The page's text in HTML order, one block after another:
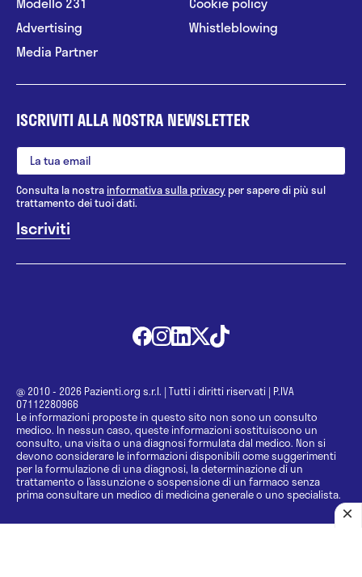
Advertising
Media Partner
Whistleblowing
ISCRIVITI ALLA NOSTRA NEWSLETTER
Consulta la nostrainformativa sulla privacy per sapere di più sul
trattamento dei tuoi dati.
@ 2010 - 2026 Pazienti.org s.r.l. | Tutti i diritti riservati | P.IVA
07112280966
Le informazioni proposte in questo sito non sono un consulto
medico. In nessun caso, queste informazioni sostituiscono un
consulto, una visita o una diagnosi formulata dal medico. Non si
devono considerare le informazioni disponibili come suggerimenti
per la formulazione di una diagnosi, la determinazione di un
trattamento o l’assunzione o sospensione di un farmaco senza
prima consultare un medico di medicina generale o uno specialista.